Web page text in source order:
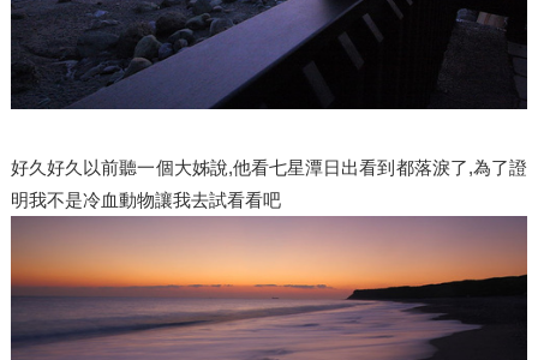
好久好久以前聽一個大姊說,他看七星潭日出看到都落淚了,為了證
明我不是冷血動物讓我去試看看吧